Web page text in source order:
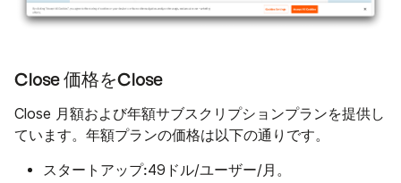
Close 価格をClose
Close 月額および年額サブスクリプションプランを提供し
ています。年額プランの価格は以下の通りです。
スタートアップ:49ドル/ユーザー/月。